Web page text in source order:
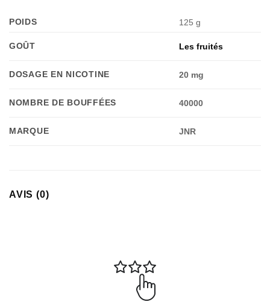
POIDS 125 g
GOÛT Les fruités
DOSAGE EN NICOTINE 20 mg
NOMBRE DE BOUFFÉES 40000
MARQUE JNR
AVIS (0)